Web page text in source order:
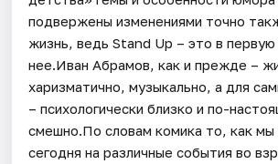
подвержены изменениями точно
жизнь, ведь Stand Up – это в
нее.Иван Абрамов, как и прежде –
харизматично, музыкально, а для
– психологически близко и по-
смешно.По словам комика то, как мы
сегодня на различные события во